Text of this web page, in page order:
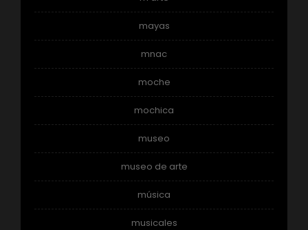
mayas
mnac
moche
mochica
museo
museo de arte
música
musicales